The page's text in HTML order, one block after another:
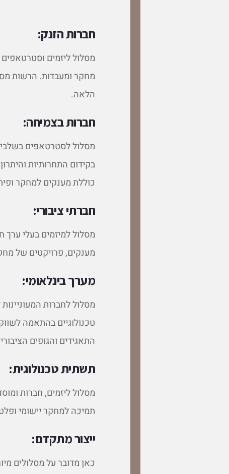
חברות הזנק:
מסלול ליזמים
מחקר ומעבדות. הרשות
הלאה.
חברות בצמיחה:
מסלול לסטרטאפים בשלבי
בקידום התחרותיות
כוללת מענקים למחקר
חברתי ציבורי:
מסלול למיזמים בעלי ערך
מענקים, פרויקטים של
מערך בינלאומי:
מסלול לחברות
טכנולוגיים בהתאמה
התאגידים והגופים
תשתית טכנולוגית:
מסלול ליזמים, חברות
תמיכה למחקר יישומי
ייצור מתקדם:
כאן מדובר על מסלולים